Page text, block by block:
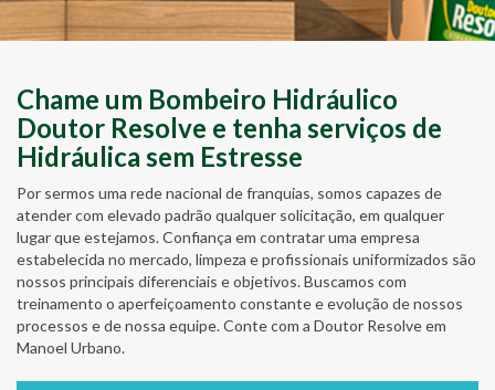
Chame um Bombeiro Hidráulico
Doutor Resolve e tenha serviços de
Hidráulica sem Estresse
Por sermos uma rede nacional de franquias, somos capazes de
atender com elevado padrão qualquer solicitação, em qualquer
lugar que estejamos. Confiança em contratar uma empresa
estabelecida no mercado, limpeza e profissionais uniformizados são
nossos principais diferenciais e objetivos. Buscamos com
treinamento o aperfeiçoamento constante e evolução de nossos
processos e de nossa equipe. Conte com a Doutor Resolve em
Manoel Urbano.